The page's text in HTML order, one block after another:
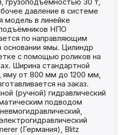
грузоподъёмностью 30 т,
давление в системе
модель в линейке
НПО
по направляющим
основании ямы. Цилиндр
с помощью роликов на
Ширина стандартной
яму от 800 мм до 1200 мм,
на заказ.
(ручной) гидравлический
подводом
(Германия), Blitz